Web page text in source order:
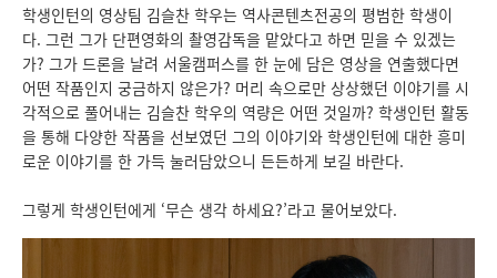
학생인턴의 영상팀 김슬찬 학우는 역사콘텐츠전공의 평범한 학생이
다. 그런 그가 단편영화의 촬영감독을 맡았다고 하면 믿을 수 있겠는
가? 그가 드론을 날려 서울캠퍼스를 한 눈에 담은 영상을 연출했다면
어떤 작품인지 궁금하지 않은가? 머리 속으로만 상상했던 이야기를 시
각적으로 풀어내는 김슬찬 학우의 역량은 어떤 것일까? 학생인턴 활동
을 통해 다양한 작품을 선보였던 그의 이야기와 학생인턴에 대한 흥미
로운 이야기를 한 가득 눌러담았으니 든든하게 보길 바란다.
그렇게 학생인턴에게 ‘무슨 생각 하세요?’라고 물어보았다.